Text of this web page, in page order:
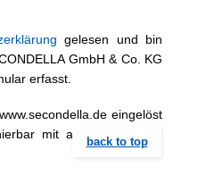
back to top
gelesen und bin
GmbH & Co. KG
erfasst.
eingelöst
mit anderen Rabatt-